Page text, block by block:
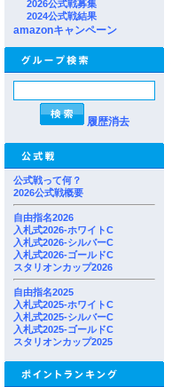
2026公式戦募集
2024公式戦結果
amazonキャンペーン
履歴消去
公式戦って何？
2026公式戦概要
自由指名2026
入札式2026-ホワイトC
入札式2026-シルバーC
入札式2026-ゴールドC
スタリオンカップ2026
自由指名2025
入札式2025-ホワイトC
入札式2025-シルバーC
入札式2025-ゴールドC
スタリオンカップ2025